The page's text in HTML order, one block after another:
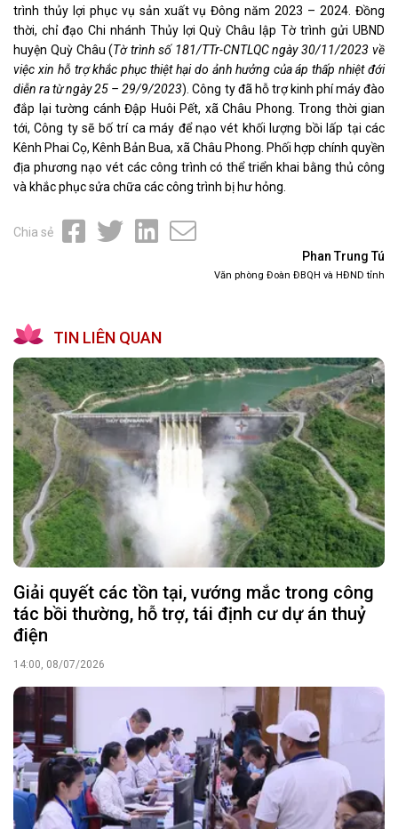
trình thủy lợi phục vụ sản xuất vụ Đông năm 2023 – 2024. Đồng
thời, chỉ đạo Chi nhánh Thủy lợi Quỳ Châu lập Tờ trình gửi UBND
huyện Quỳ Châu (Tờ trình số 181/TTr-CNTLQC ngày 30/11/2023 về
việc xin hỗ trợ khắc phục thiệt hại do ảnh hưởng của áp thấp nhiệt đới
diễn ra từ ngày 25 – 29/9/2023). Công ty đã hỗ trợ kinh phí máy đào
đắp lại tường cánh Đập Huôi Pết, xã Châu Phong. Trong thời gian
tới, Công ty sẽ bố trí ca máy để nạo vét khối lượng bồi lấp tại các
Kênh Phai Cọ, Kênh Bản Bua, xã Châu Phong. Phối hợp chính quyền
địa phương nạo vét các công trình có thể triển khai bằng thủ công
và khắc phục sửa chữa các công trình bị hư hỏng.
Chia sẻ
Phan Trung Tú
Văn phòng Đoàn ĐBQH và HĐND tỉnh
TIN LIÊN QUAN
Giải quyết các tồn tại, vướng mắc trong công
tác bồi thường, hỗ trợ, tái định cư dự án thuỷ
điện
14:00, 08/07/2026